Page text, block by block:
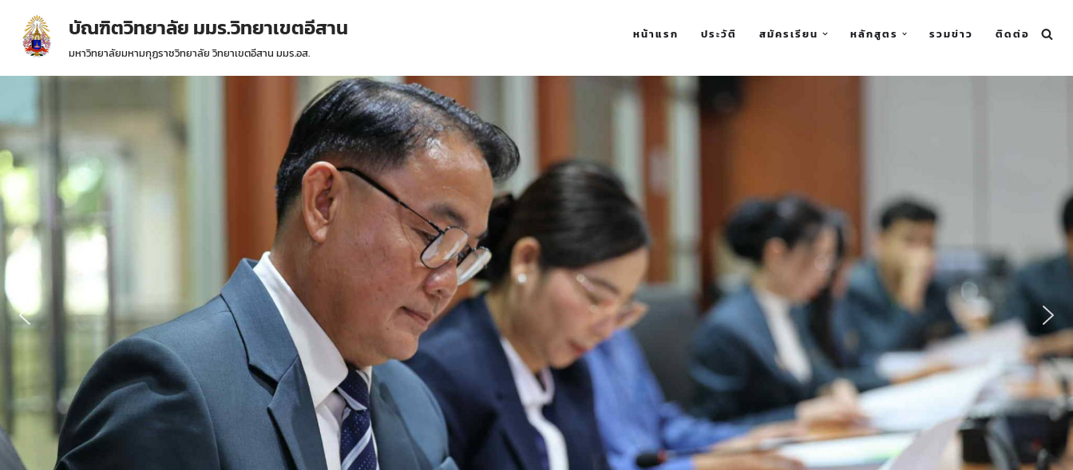
Skip
บัณฑิตวิทยาลัย มมร.วิทยาเขตอีสาน
มหาวิทยาลัยมหามกุฏราชวิทยาลัย วิทยาเขตอีสาน มมร.อส.
หน้าแรก ประวัติ สมัครเรียน หลักสูตร รวมข่าว ติดต่อ